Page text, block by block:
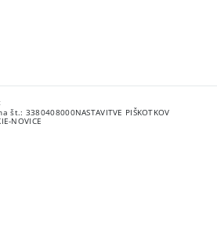
št.: 3380408000NASTAVITVE PIŠKOTKOV
E-NOVICE